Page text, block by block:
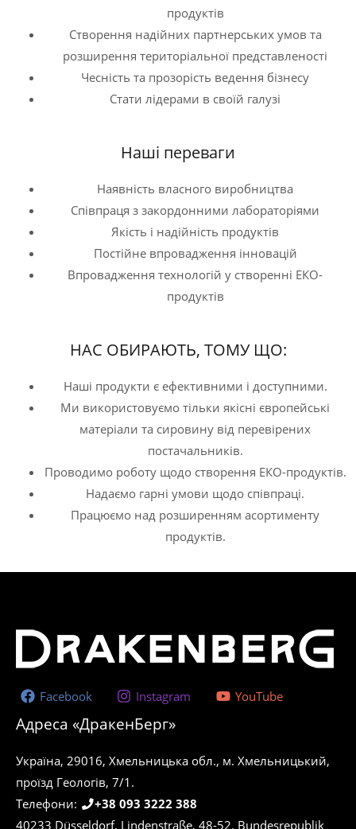
продуктів
Створення надійних партнерських умов та
розширення територіальної представленості
Чесність та прозорість ведення бізнесу
Стати лідерами в своїй галузі
Наші переваги
Наявність власного виробництва
Співпраця з закордонними лабораторіями
Якість і надійність продуктів
Постійне впровадження інновацій
Впровадження технологій у створенні ЕКО-
продуктів
НАС ОБИРАЮТЬ, ТОМУ ЩО:
Наші продукти є ефективними і доступними.
Ми використовуємо тільки якісні європейські
матеріали та сировину від перевірених
постачальників.
Проводимо роботу щодо створення ЕКО-продуктів.
Надаємо гарні умови щодо співпраці.
Працюємо над розширенням асортименту
продуктів.
Facebook Instagram YouTube
Адреса «ДракенБерг»
Україна, 29016, Хмельницька обл., м. Хмельницький,
проїзд Геологів, 7/1.
Телефони:
+38 093 3222 388
40233 Düsseldorf, Lindenstraße, 48-52. Bundesrepublik